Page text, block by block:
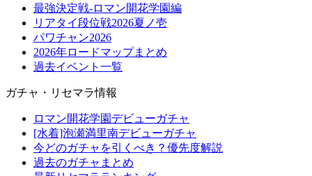
最強決定戦-ロマン開花学園編
リアタイ段位戦2026夏ノ壱
パワチャン2026
2026年ロードマップまとめ
過去イベント一覧
ガチャ・リセマラ情報
ロマン開花学園デビューガチャ
[水着]泡瀬満里南デビューガチャ
今どのガチャを引くべき？優先度解説
過去のガチャまとめ